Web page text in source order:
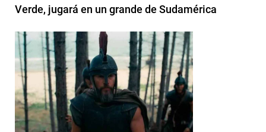
Verde, jugará en un grande de Sudamérica